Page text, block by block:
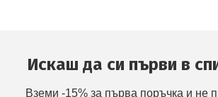
Искаш да си първи в
Вземи -15% за първа поръчка и не